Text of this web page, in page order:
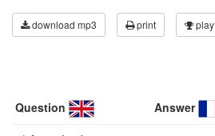
download mp3 print play
Question Answer